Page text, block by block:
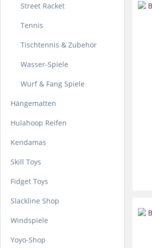
Street Racket
Tennis
Tischtennis & Zubehör
Wasser-Spiele
Wurf & Fang Spiele
Hängematten
Hulahoop Reifen
Kendamas
Skill Toys
Fidget Toys
Slackline Shop
Windspiele
Yoyo-Shop